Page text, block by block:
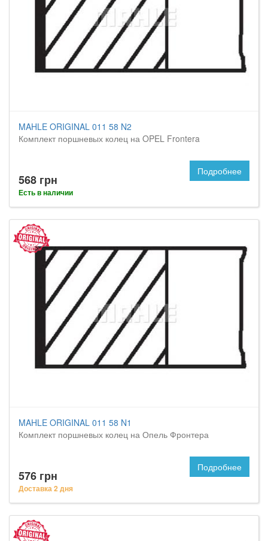
MAHLE ORIGINAL 011 58 N2
Комплект поршневых колец на OPEL Frontera
568 грн
Есть в наличии
Подробнее
MAHLE ORIGINAL 011 58 N1
Комплект поршневых колец на Опель Фронтера
576 грн
Доставка 2 дня
Подробнее